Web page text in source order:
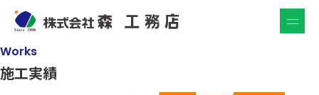
Works
施工実績